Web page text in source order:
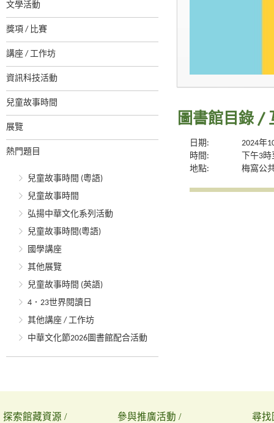
文學活動
獎項 / 比賽
講座 / 工作坊
資訊科技活動
兒童故事時間
展覽
熱門題目
兒童故事時間 (粵語)
兒童故事時間
弘揚中華文化系列活動
兒童故事時間(粵語)
國學講座
其他展覽
兒童故事時間 (英語)
4．23世界閱讀日
其他講座 / 工作坊
中華文化節2026圖書館配合活動
圖書館目錄 /
日期:
2024年
時間:
下午3
地點:
梅窩公
探索館藏資源 / 參與推廣活動 / 尋找